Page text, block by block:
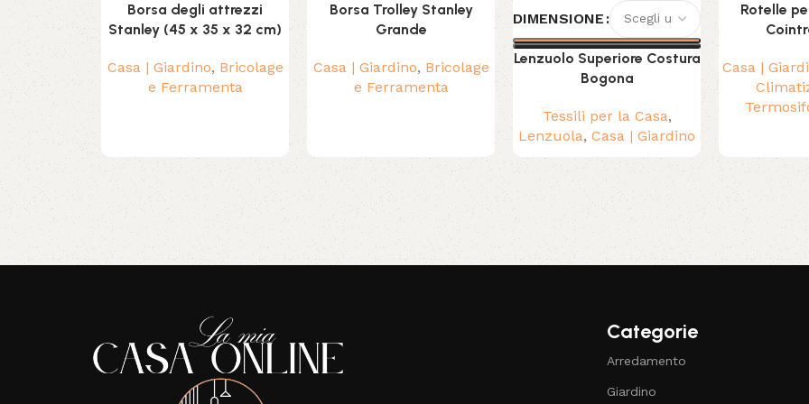
Borsa degli attrezzi
Stanley (45 x 35 x 32 cm)
Casa | Giardino, Bricolage
e Ferramenta
Borsa Trolley Stanley
Grande
Casa | Giardino, Bricolage
e Ferramenta
DIMENSIONE
Lenzuolo Superiore Costura
Bogona
Tessili per la Casa,
Lenzuola, Casa | Giardino
Rotelle
Casa |
Read More
Categorie
Arredamento
Giardino